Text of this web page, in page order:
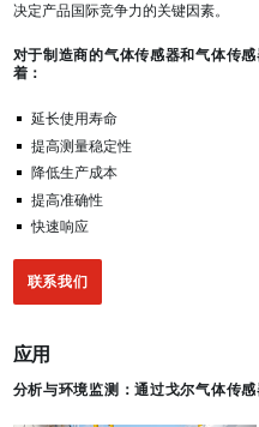
决定产品国际竞争力的关键因素。
对于制造商的气体传感器和气体传
着：
延长使用寿命
提高测量稳定性
降低生产成本
提高准确性
快速响应
联系我们
应用
分析与环境监测：通过戈尔气体传